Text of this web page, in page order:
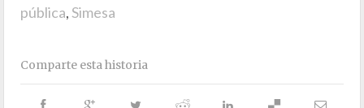
pública,Simesa
Comparte esta historia